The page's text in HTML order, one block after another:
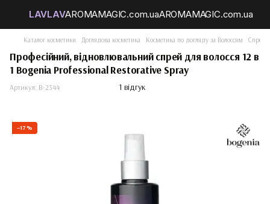
Каталог косметики Доглядова косметика Косметика по догляду за Волоссям Спрей
Професійний, відновлювальний спрей для волосся 12 в
1 Bogenia Professional Restorative Spray
Артикул: B-2344 1 відгук
−17%